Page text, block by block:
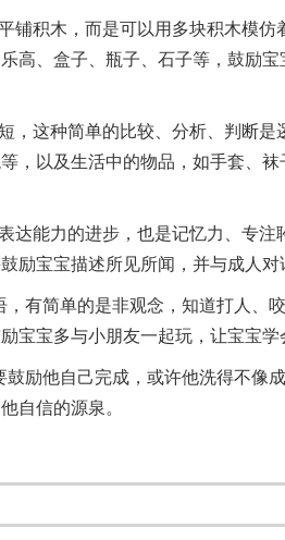
铺积木，而是可以用多块积木模
高、盒子、瓶子、石子等，鼓励
，这种简单的比较、分析、判断
，以及生活中的物品，如手套、
达能力的进步，也是记忆力、专
励宝宝描述所见所闻，并与成人对
，有简单的是非观念，知道打人、
宝宝多与小朋友一起玩，让宝宝学
鼓励他自己完成，或许他洗得不像
自信的源泉。